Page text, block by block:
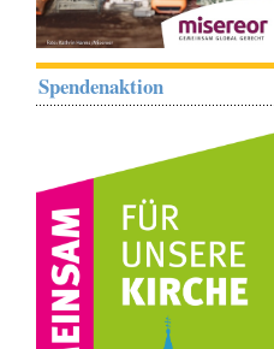
Spendenaktion